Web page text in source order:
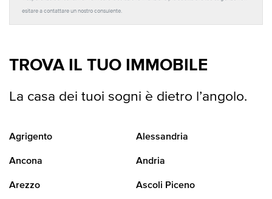
esitare a contattare un nostro consulente.
TROVA IL TUO IMMOBILE
La casa dei tuoi sogni è dietro l’angolo.
Agrigento Alessandria
Ancona Andria
Arezzo Ascoli Piceno